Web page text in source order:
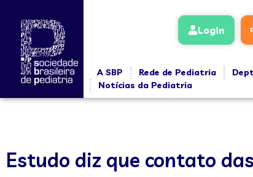
Login
A SBP Rede de Pediatria
Notícias da Pediatria
Estudo diz que contato